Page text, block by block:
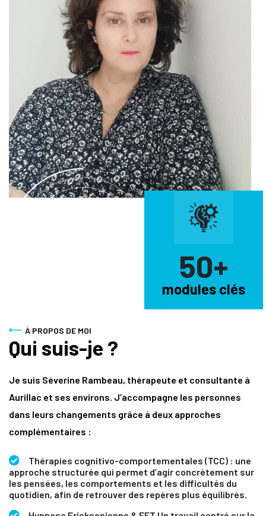
50+
modules clés
À PROPOS DE MOI
Qui suis-je ?
Je suis Séverine Rambeau, thérapeute et consultante à
Aurillac et ses environs. J’accompagne les personnes
dans leurs changements grâce à deux approches
complémentaires :
Thérapies cognitivo-comportementales (TCC) : une
approche structurée qui permet d’agir concrètement sur
les pensées, les comportements et les difficultés du
quotidien, afin de retrouver des repères plus équilibrés.